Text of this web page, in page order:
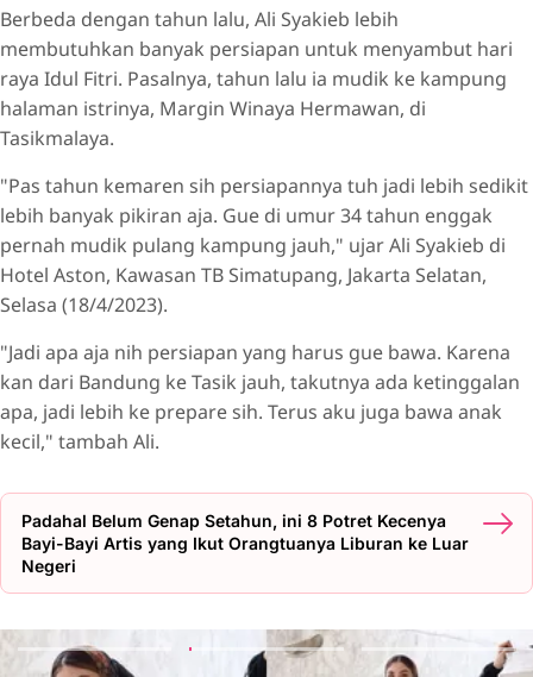
Berbeda dengan tahun lalu, Ali Syakieb lebih
membutuhkan banyak persiapan untuk menyambut hari
raya Idul Fitri. Pasalnya, tahun lalu ia mudik ke kampung
halaman istrinya, Margin Winaya Hermawan, di
Tasikmalaya.
"Pas tahun kemaren sih persiapannya tuh jadi lebih sedikit
lebih banyak pikiran aja. Gue di umur 34 tahun enggak
pernah mudik pulang kampung jauh," ujar Ali Syakieb di
Hotel Aston, Kawasan TB Simatupang, Jakarta Selatan,
Selasa (18/4/2023).
"Jadi apa aja nih persiapan yang harus gue bawa. Karena
kan dari Bandung ke Tasik jauh, takutnya ada ketinggalan
apa, jadi lebih ke prepare sih. Terus aku juga bawa anak
kecil," tambah Ali.
Padahal Belum Genap Setahun, ini 8 Potret Kecenya
Bayi-Bayi Artis yang Ikut Orangtuanya Liburan ke Luar
Negeri